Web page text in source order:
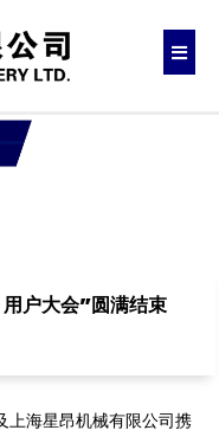
户大会”圆满结束
上海星昂机械有限公司携